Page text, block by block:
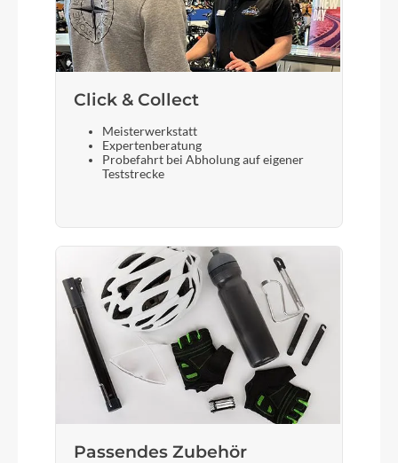
Bremshebel
Tektro
Sattel
Comodoro
Display
Bosch Kiox
Sattelstütze
Aluminium, 10 mm Offset
Click & Collect
Meisterwerkstatt
Expertenberatung
Probefahrt bei Abholung auf eigener
Teststrecke
Passendes Zubehör